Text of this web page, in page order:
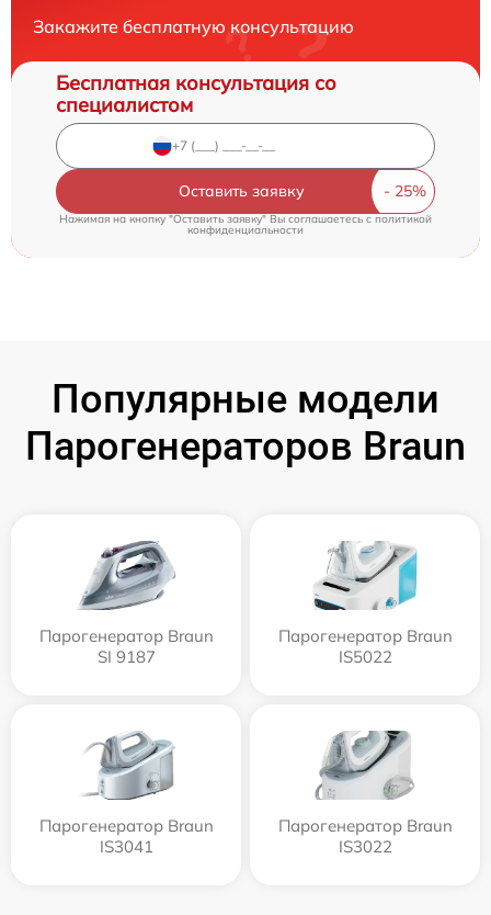
Закажите бесплатную консультацию
Бесплатная консультация со
специалистом
Оставить заявку
Нажимая на кнопку "Оставить заявку" Вы соглашаетесь cполитикой
конфиденциальности
Популярные модели
Парогенераторов Braun
Парогенератор Braun
SI 9187
Парогенератор Braun
IS5022
Парогенератор Braun
IS3041
Парогенератор Braun
IS3022